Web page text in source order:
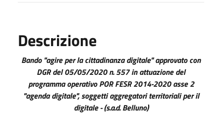
Descrizione
Bando "agire per la cittadinanza digitale" approvato con
DGR del 05/05/2020 n. 557 in attuazione del
programma operativo POR FESR 2014-2020 asse 2
"agenda digitale", soggetti aggregatori territoriali per il
digitale - (s.a.d. Belluno)